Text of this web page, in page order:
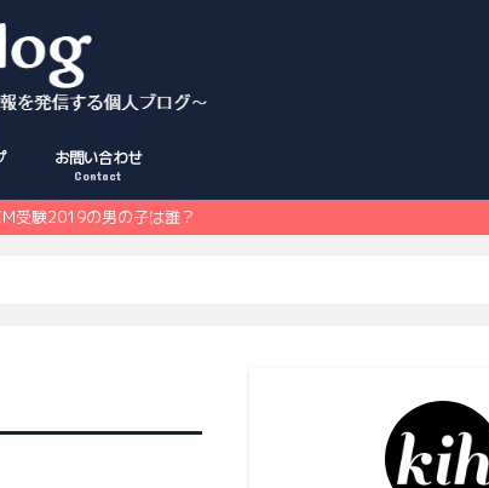
お問い合わせ
Contact
受験2019の男の子は誰？